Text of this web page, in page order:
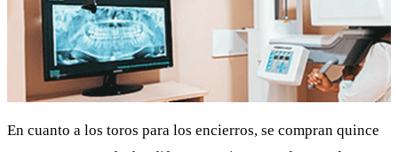
En cuanto a los toros para los encierros, se compran quince